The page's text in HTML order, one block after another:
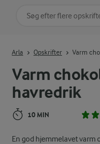
Varm
havredrik
10 MIN
En god hjemmelavet varm
Arla Opskrifter Varm
Søg på kategori